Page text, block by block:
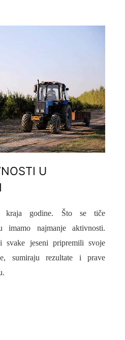
U
kraja godine. Što se tiče
imamo najmanje aktivnosti.
svake jeseni pripremili svoje
sumiraju rezultate i prave